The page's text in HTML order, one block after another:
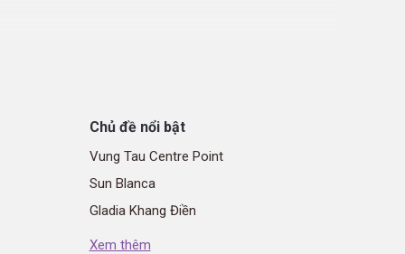
nội dung tin đăng
Chủ đề nổi bật
Vung Tau Centre Point
Sun Blanca
Gladia Khang Điền
The Emerald Garden View
Xem thêm